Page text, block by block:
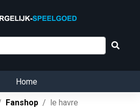
Home
Fanshop le havre